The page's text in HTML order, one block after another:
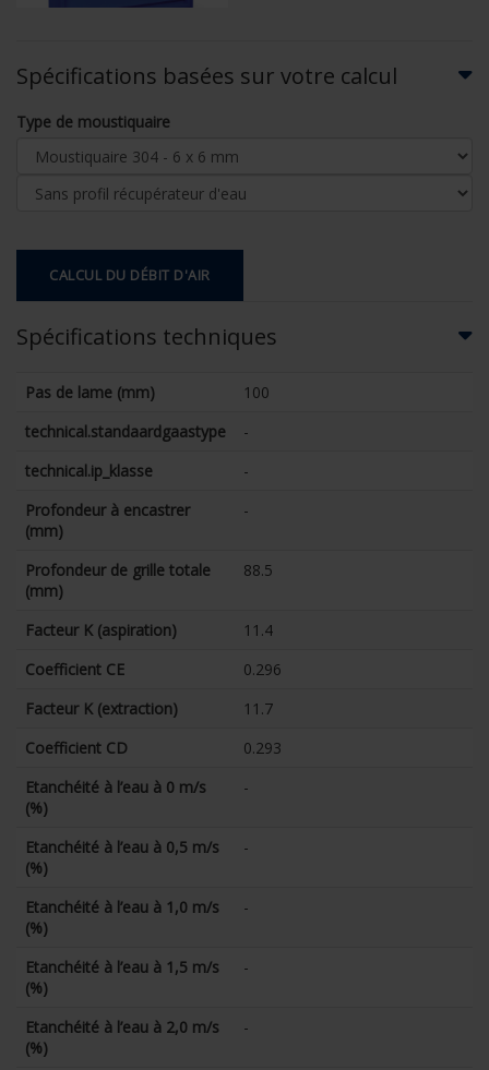
Spécifications basées sur votre calcul
Type de moustiquaire
CALCUL DU DÉBIT D'AIR
Spécifications techniques
Pas de lame (mm)
100
technical.standaardgaastype
-
technical.ip_klasse
-
Profondeur à encastrer
(mm)
-
Profondeur de grille totale
(mm)
88.5
Facteur K (aspiration)
11.4
Coefficient CE
0.296
Facteur K (extraction)
11.7
Coefficient CD
0.293
Etanchéité à l’eau à 0 m/s
(%)
-
Etanchéité à l’eau à 0,5 m/s
(%)
-
Etanchéité à l’eau à 1,0 m/s
(%)
-
Etanchéité à l’eau à 1,5 m/s
(%)
-
Etanchéité à l’eau à 2,0 m/s
(%)
-